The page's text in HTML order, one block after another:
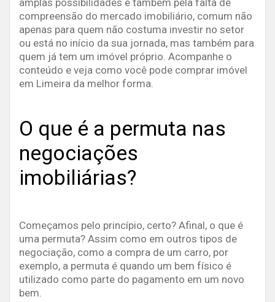
compreensão do mercado imobiliário, comum não
apenas para quem não costuma investir no setor
ou está no início da sua jornada, mas também para
quem já tem um imóvel próprio. Acompanhe o
conteúdo e veja como você pode comprar imóvel
em Limeira da melhor forma.
O que é a permuta nas
negociações
imobiliárias?
Começamos pelo princípio, certo? Afinal, o que é
uma permuta? Assim como em outros tipos de
negociação, como a compra de um carro, por
exemplo, a permuta é quando um bem físico é
utilizado como parte do pagamento em um novo
bem.